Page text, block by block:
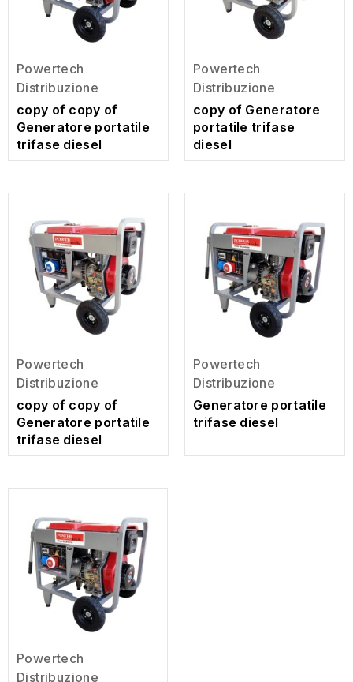
Powertech
Distribuzione
copy of copy of
Generatore portatile
trifase diesel
Powertech
Distribuzione
copy of Generatore
portatile trifase
diesel
Powertech
Distribuzione
copy of copy of
Generatore portatile
trifase diesel
Powertech
Distribuzione
Generatore portatile
trifase diesel
Powertech
Distribuzione